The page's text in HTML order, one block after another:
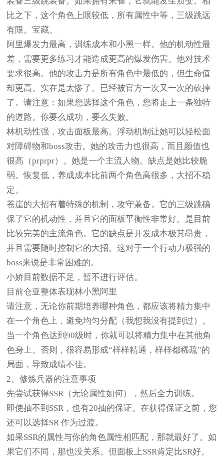
比之下，这个角色上限较低，所有属性中等，三级跳远
有限。宝藏。
阿里爆发力最高，训练成本和小黑一样。他的机动性最
差，需要更多练习才能造成更高的爆发伤害。他对技术
要求很高。他的攻击力是所有角色中最低的，但生命值
却更高。实在是太惨了。已经被官方一次又一次的砍掉
了。请注意：如果您选择这个角色，您将走上一条独特
的道路。你要么成功，要么失败。
林机动性强，攻击面板最高。浮动机制让她可以轻松面
对障碍物和boss攻击。她的攻击力也很高，而且颜值也
很高（prprpr）。她是一个主流人物。缺点是她比较脆
弱。恢复低，养成成本比前两个角色高很多，大招不稳
定。
苍崖的大招有着特殊的机制，攻守兼备。它的三级跳确
保了它的机动性，并且它的面板平衡性非常好。是目前
比较完美的主流角色。它的缺点是开发成本极其昂贵，
并且需要随时控制它的大招。这对于一个行动力极强的
boss来说是非常困难的。
小娇目前数据不足，暂不进行评估。
目前仓亚整体表现林小黑阿里
请注意，无论你前期培养哪种角色，都应该将精力集中
在一个角色上，避免均匀分配（我想我没有提到过）。
当一个角色达到90级时，你就可以将精力集中在其他角
色身上。否则，很容易形成“样样精通，样样都稀疏”的
局面，导致成绩不佳。
2、修炼兵器的注意事项
先尝试获得SSR（无论属性如何），然后全力训练。
即使抽不到SSR，也有20抽的保证。在获得保证之前，您
还可以选择SR 作为过渡。
如果SSR的属性与你的角色属性相匹配，那就最好了。如
果它们不同，那也没关系。但面板上SSR肯定比SR好。